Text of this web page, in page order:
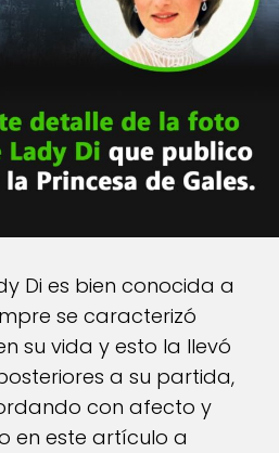
Di es bien conocida a
se caracterizó
su vida y esto la llevó
a su partida,
con afecto y
en este artículo a